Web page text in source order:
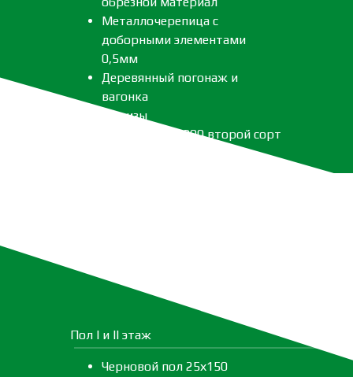
Металлочерепица с
доборными элементами
0,5мм
Деревянный погонаж и
вагонка
Метизы
Леса 40*150*6000 второй сорт
Пол I и II этаж
Черновой пол 25х150